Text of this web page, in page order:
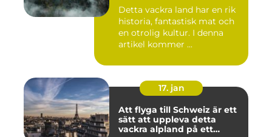
Detta vackra land har en rik
historia, fantastisk mat och
en otrolig kultur. I denna
artikel kommer ...
17. jan
Att flyga till Schweiz är ett
sätt att uppleva detta
vackra alpland på ett